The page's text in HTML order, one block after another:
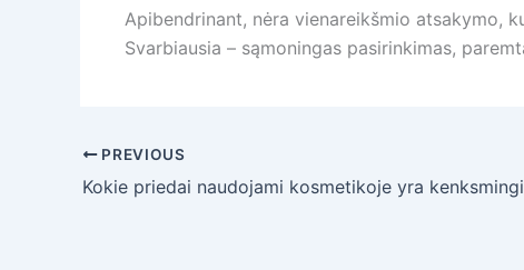
Apibendrinant, nėra vienareikšmio atsakymo,
Svarbiausia – sąmoningas pasirinkimas,
PREVIOUS
Kokie priedai naudojami kosmetikoje yra